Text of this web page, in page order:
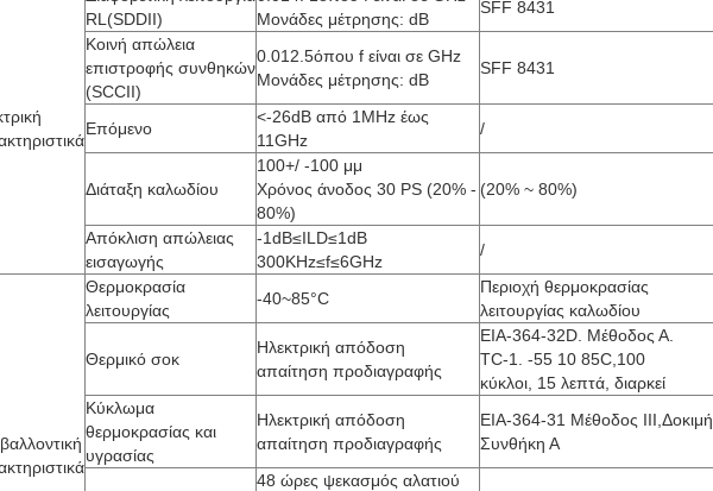
RL(SDDII)
Μονάδες μέτρησης: dB
SFF 8431
Κοινή απώλεια
επιστροφής συνθηκών
(SCCII)
0.01 2.5όπου f είναι σε GHz
Μονάδες μέτρησης: dB
SFF 8431
Επόμενο
<-26dB από 1MHz έως
11GHz
/
Διάταξη καλωδίου
100+/ -100 μμ
Χρόνος άνοδος 30 PS (20% -
80%)
(20% ~ 80%)
Απόκλιση απώλειας
εισαγωγής
-1dB≤ILD≤1dB
300KHz≤f≤6GHz
/
Θερμοκρασία
λειτουργίας
-40~85°C
Περιοχή θερμοκρασίας
λειτουργίας καλωδίου
Θερμικό σοκ
Ηλεκτρική απόδοση
απαίτηση προδιαγραφής
ΕΙΑ-364-32D. Μέθοδος Α.
ΤC-1. -55 10 85C,100
κύκλοι, 15 λεπτά, διαρκεί
Κύκλωμα
θερμοκρασίας και
υγρασίας
Ηλεκτρική απόδοση
απαίτηση προδιαγραφής
ΕΙΑ-364-31 Μέθοδος ΙΙΙ,Δοκιμή
Συνθήκη Α
48 ώρες ψεκασμός αλατιού